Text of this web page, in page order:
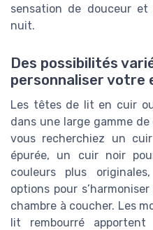
sensation de douceur et
nuit.
Des possibilités
personnaliser votre
Les têtes de lit en cuir
dans une large gamme
vous recherchiez un
épurée, un cuir noir
couleurs plus
options pour
chambre à coucher. Les
lit rembourré